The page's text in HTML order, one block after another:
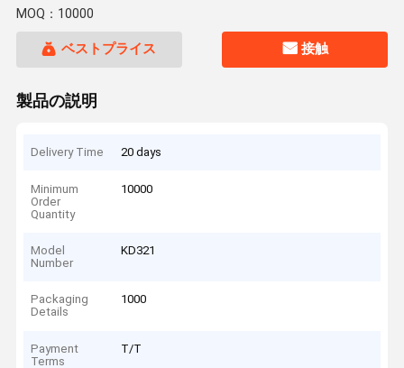
MOQ：10000
ベストプライス 接触
製品の説明
Delivery Time 20 days
Minimum
Order
Quantity
10000
Model
Number
KD321
Packaging
Details
1000
Payment
Terms
T/T